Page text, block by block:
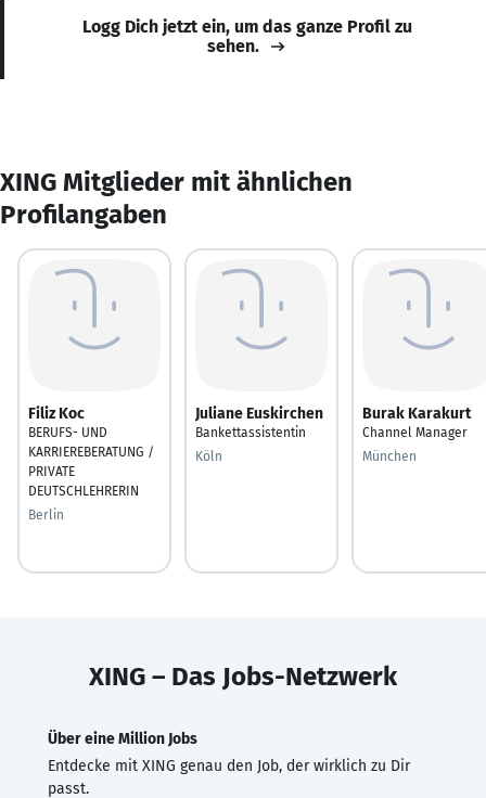
Logg Dich jetzt ein, um das ganze Profil zu
sehen.
XING Mitglieder mit ähnlichen
Profilangaben
Filiz Koc
BERUFS- UND
KARRIEREBERATUNG /
PRIVATE
DEUTSCHLEHRERIN
Berlin
Juliane Euskirchen
Bankettassistentin
Köln
Burak Karakurt
Channel Manager
München
XING – Das Jobs-Netzwerk
Über eine Million Jobs
Entdecke mit XING genau den Job, der wirklich zu Dir
passt.